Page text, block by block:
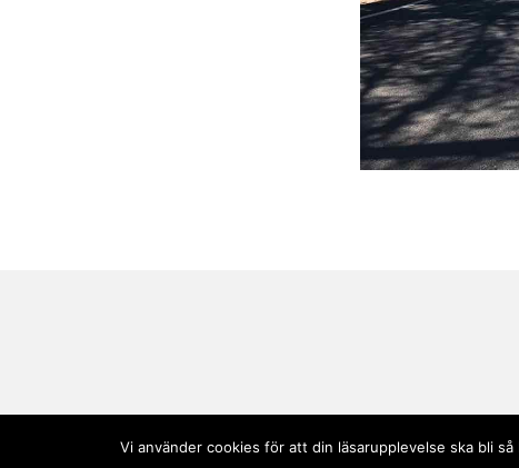
Vi använder cookies för att din läsarupplevelse ska bli